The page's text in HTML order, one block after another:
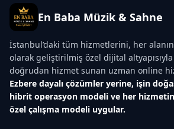
En Baba Müzik & Sahne
İstanbul’daki tüm hizmetlerini, her
olarak geliştirilmiş özel dijital
doğrudan hizmet sunan uzman online
Ezbere dayalı çözümler yerine, işin
hibrit operasyon modeli ve her
özel çalışma modeli uygular.